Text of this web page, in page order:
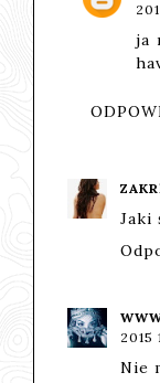
ja
Jaki
2015
Nie